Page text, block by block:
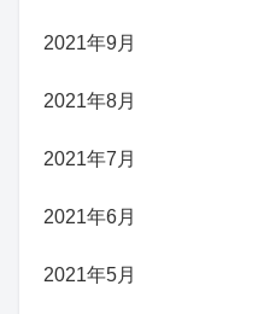
2021年9月
2021年8月
2021年7月
2021年6月
2021年5月